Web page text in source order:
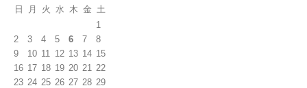
日
月 火 水 木 金 土
1
2
3 4 5 6 7
8
9
10 11 12 13 14 15
16 17 18 19 20 21
22
23 24 25 26 27 28 29